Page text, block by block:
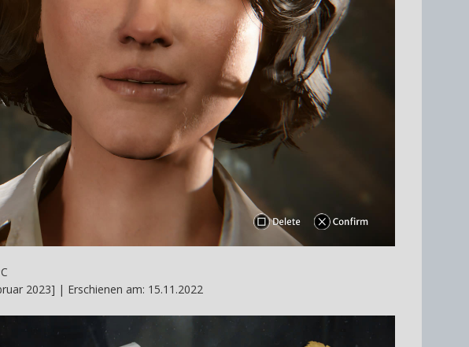
2023] | Erschienen am: 15.11.2022